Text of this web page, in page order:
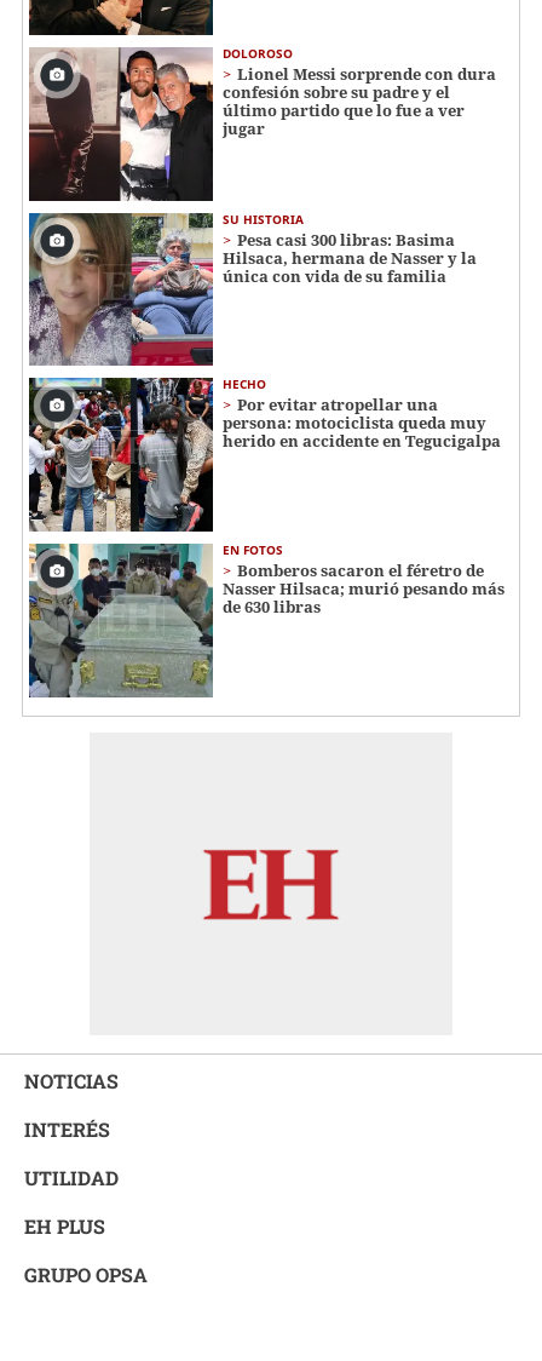
DOLOROSO
Lionel Messi sorprende con dura
confesión sobre su padre y el
último partido que lo fue a ver
jugar
SU HISTORIA
Pesa casi 300 libras: Basima
Hilsaca, hermana de Nasser y la
única con vida de su familia
HECHO
Por evitar atropellar una
persona: motociclista queda muy
herido en accidente en Tegucigalpa
EN FOTOS
Bomberos sacaron el féretro de
Nasser Hilsaca; murió pesando más
de 630 libras
NOTICIAS
INTERÉS
UTILIDAD
EH PLUS
GRUPO OPSA